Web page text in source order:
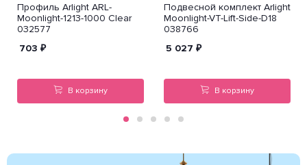
Профиль Arlight ARL-
Moonlight-1213-1000 Clear
032577
703 ₽
В корзину
Подвесной комплект Arlight
Moonlight-VT-Lift-Side-D18
038766
5 027 ₽
В корзину